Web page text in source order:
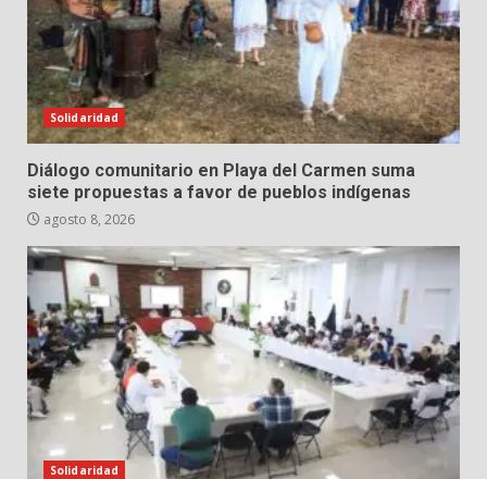
Solidaridad
Diálogo comunitario en Playa del Carmen suma
siete propuestas a favor de pueblos indígenas
agosto 8, 2026
Solidaridad